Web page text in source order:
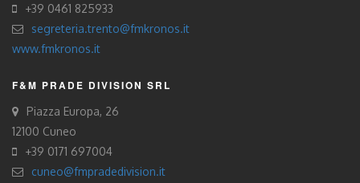
+39 0461 825933
segreteria.trento@fmkronos.it
www.fmkronos.it
F&M PRADE DIVISION SRL
Piazza Europa, 26
12100 Cuneo
+39 0171 697004
cuneo@fmpradedivision.it